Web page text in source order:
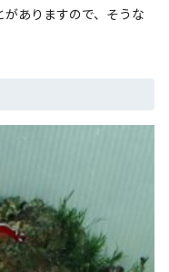
ありますので、そうな